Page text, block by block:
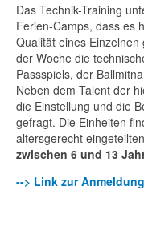
Das Technik-Training
Ferien-Camps, dass es
Qualität eines
der Woche die
Passspiels, der
Neben dem Talent der
die Einstellung und die
gefragt. Die Einheiten
altersgerecht
zwischen 6 und 13
--> Link zur Anmeldung